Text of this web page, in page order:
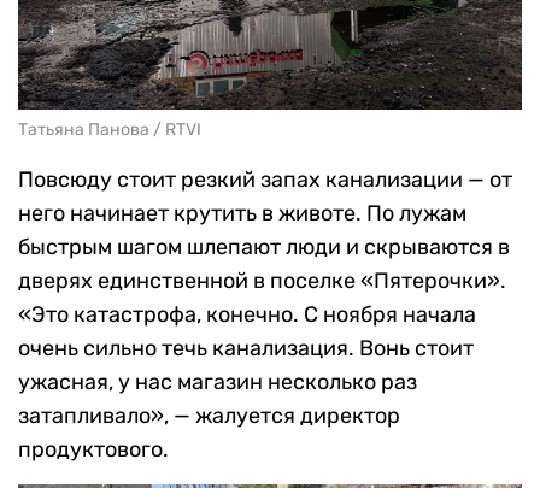
Татьяна Панова / RTVI
Повсюду стоит резкий запах канализации — от
него начинает крутить в животе. По лужам
быстрым шагом шлепают люди и скрываются в
дверях единственной в поселке «Пятерочки».
«Это катастрофа, конечно. С ноября начала
очень сильно течь канализация. Вонь стоит
ужасная, у нас магазин несколько раз
затапливало», — жалуется директор
продуктового.